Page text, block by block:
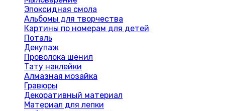
Эпоксидная смола
Альбомы для творчества
Картины по номерам для детей
Поталь
Декупаж
Проволока шенил
Тату наклейки
Алмазная мозайка
Гравюры
Декоративный материал
Материал для лепки